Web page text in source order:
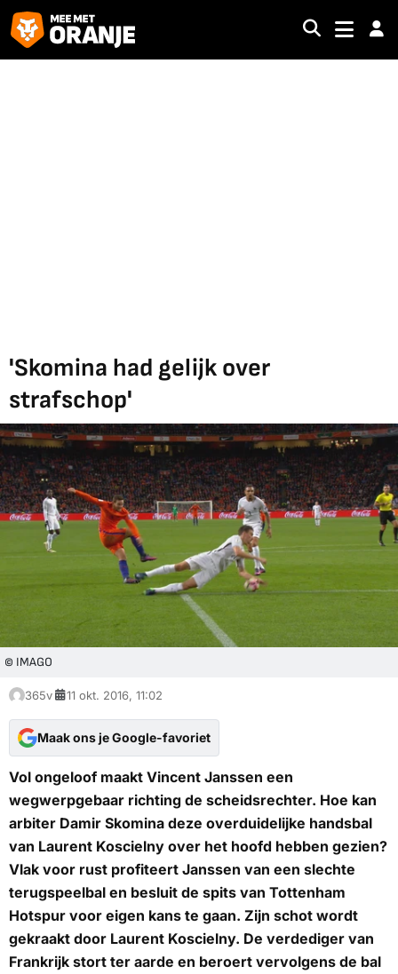
'Skomina had gelijk over
strafschop'
© IMAGO
365v 11 okt. 2016, 11:02
Maak ons je Google-favoriet
Vol ongeloof maakt Vincent Janssen een
wegwerpgebaar richting de scheidsrechter. Hoe kan
arbiter Damir Skomina deze overduidelijke handsbal
van Laurent Koscielny over het hoofd hebben gezien?
Vlak voor rust profiteert Janssen van een slechte
terugspeelbal en besluit de spits van Tottenham
Hotspur voor eigen kans te gaan. Zijn schot wordt
gekraakt door Laurent Koscielny. De verdediger van
Frankrijk stort ter aarde en beroert vervolgens de bal